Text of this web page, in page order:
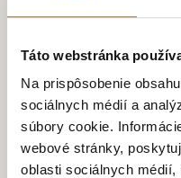
Táto webstránka
Na prispôsobenie
sociálnych médií a
súbory cookie.
webové stránky,
oblasti sociálnych